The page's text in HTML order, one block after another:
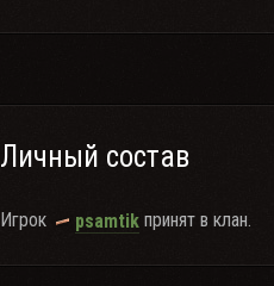
Личный состав
Игрок psamtik принят в клан.